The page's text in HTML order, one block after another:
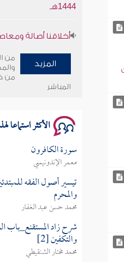
سلسلة محاضرات
1444هـ
المزيد
من
من
المباشر
الأكثر استماعا
سورة الكافرون
معمر الإندونيسي
تيسير أصول الفقه
والمحرم
محمد حسن عبد الغفار
شرح زاد المستقنع_باب
والتكفين [2]
محمد مختار الشنقيطي